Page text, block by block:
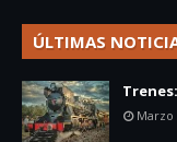
ÚLTIMAS
Marzo